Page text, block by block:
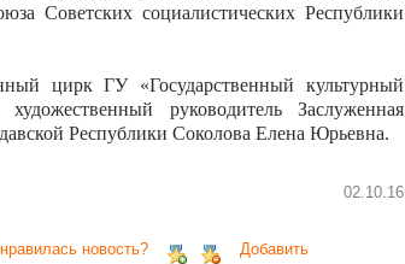
Советских социалистических Республики
цирк ГУ «Государственный культурный
руководитель Заслуженная
Республики Соколова Елена Юрьевна.
02.10.16
новость?
Добавить